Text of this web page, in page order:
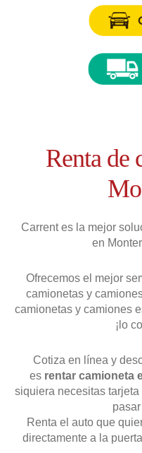
Renta de
Carrent es la mejor
en
Ofrecemos el mejor
camionetas y
camionetas y camiones
¡lo
Cotiza en línea y
es rentar camioneta
siquiera necesitas
Renta el auto que
directamente a la